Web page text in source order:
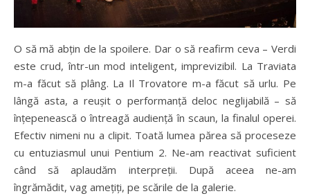
O să mă abțin de la spoilere. Dar o să reafirm ceva – Verdi
este crud, într-un mod inteligent, imprevizibil. La Traviata
m-a făcut să plâng. La Il Trovatore m-a făcut să urlu. Pe
lângă asta, a reușit o performanță deloc neglijabilă – să
înțepenească o întreagă audiență în scaun, la finalul operei.
Efectiv nimeni nu a clipit. Toată lumea părea să proceseze
cu entuziasmul unui Pentium 2. Ne-am reactivat suficient
când să aplaudăm interpreții. După aceea ne-am
îngrămădit, vag amețiți, pe scările de la galerie.